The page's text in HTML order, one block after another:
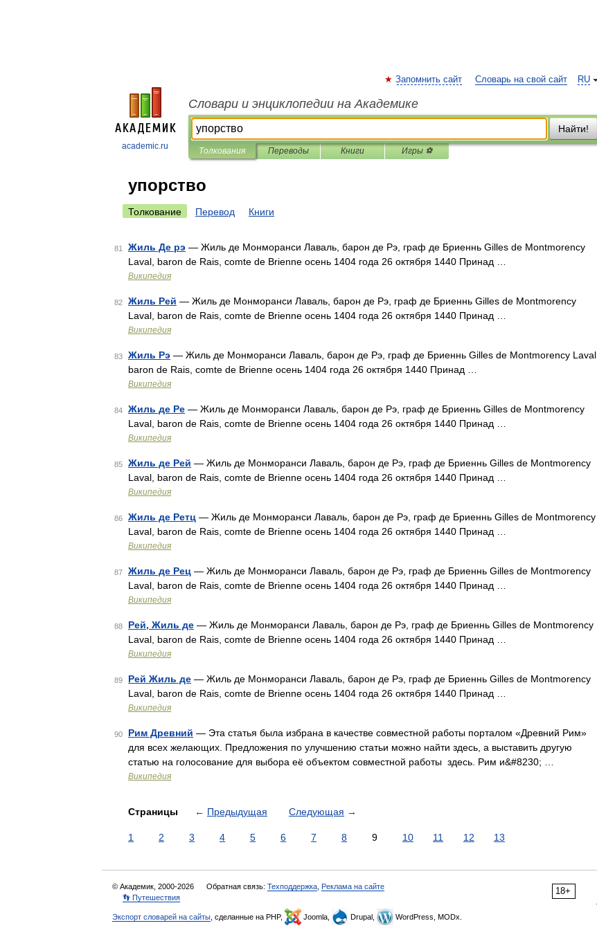
academic.ru
RU
Запомнить сайт Словарь на свой сайт
Словари и энциклопедии на Академике
Найти!
Толкования Переводы Книги Игры ⚽
упорство
Толкование Перевод Книги
81 Жиль Де рэ — Жиль де Монморанси Лаваль, барон де Рэ, граф де Бриеннь Gilles de Montmorency
Laval, baron de Rais, comte de Brienne осень 1404 года 26 октября 1440 Принад …
Википедия
82 Жиль Рей — Жиль де Монморанси Лаваль, барон де Рэ, граф де Бриеннь Gilles de Montmorency
Laval, baron de Rais, comte de Brienne осень 1404 года 26 октября 1440 Принад …
Википедия
83 Жиль Рэ — Жиль де Монморанси Лаваль, барон де Рэ, граф де Бриеннь Gilles de Montmorency Laval,
baron de Rais, comte de Brienne осень 1404 года 26 октября 1440 Принад …
Википедия
84 Жиль де Ре — Жиль де Монморанси Лаваль, барон де Рэ, граф де Бриеннь Gilles de Montmorency
Laval, baron de Rais, comte de Brienne осень 1404 года 26 октября 1440 Принад …
Википедия
85 Жиль де Рей — Жиль де Монморанси Лаваль, барон де Рэ, граф де Бриеннь Gilles de Montmorency
Laval, baron de Rais, comte de Brienne осень 1404 года 26 октября 1440 Принад …
Википедия
86 Жиль де Ретц — Жиль де Монморанси Лаваль, барон де Рэ, граф де Бриеннь Gilles de Montmorency
Laval, baron de Rais, comte de Brienne осень 1404 года 26 октября 1440 Принад …
Википедия
87 Жиль де Рец — Жиль де Монморанси Лаваль, барон де Рэ, граф де Бриеннь Gilles de Montmorency
Laval, baron de Rais, comte de Brienne осень 1404 года 26 октября 1440 Принад …
Википедия
88 Рей, Жиль де — Жиль де Монморанси Лаваль, барон де Рэ, граф де Бриеннь Gilles de Montmorency
Laval, baron de Rais, comte de Brienne осень 1404 года 26 октября 1440 Принад …
Википедия
89 Рей Жиль де — Жиль де Монморанси Лаваль, барон де Рэ, граф де Бриеннь Gilles de Montmorency
Laval, baron de Rais, comte de Brienne осень 1404 года 26 октября 1440 Принад …
Википедия
90 Рим Древний — Эта статья была избрана в качестве совместной работы порталом «Древний Рим»
для всех желающих. Предложения по улучшению статьи можно найти здесь, а выставить другую
статью на голосование для выбора её объектом совместной работы здесь. Рим и&#8230; …
Википедия
Страницы ← Предыдущая Следующая →
1 2 3 4 5 6 7 8 9 10 11 12 13
18+
© Академик, 2000-2026 Обратная связь: Техподдержка Реклама на сайте
👣 Путешествия
Экспорт словарей на сайты , сделанные на PHP, Joomla, Drupal, WordPress, MODx.